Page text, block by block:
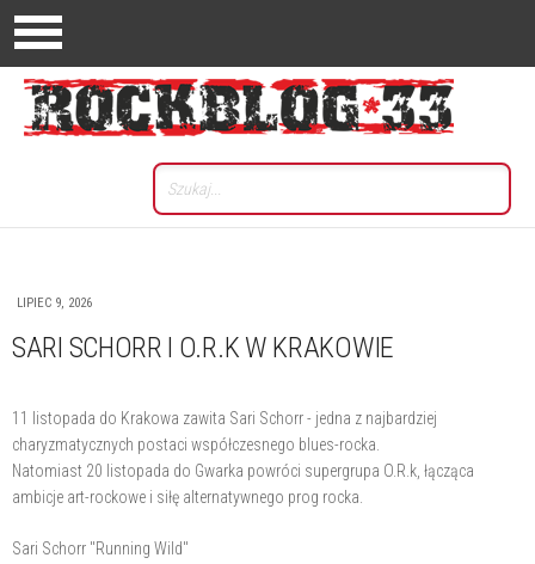
LIPIEC 9, 2026
SARI SCHORR I O.R.K W KRAKOWIE
11 listopada do Krakowa zawita Sari Schorr - jedna z najbardziej
charyzmatycznych postaci współczesnego blues-rocka.
Natomiast 20 listopada do Gwarka powróci supergrupa O.R.k, łącząca
ambicje art-rockowe i siłę alternatywnego prog rocka.
Sari Schorr "Running Wild"